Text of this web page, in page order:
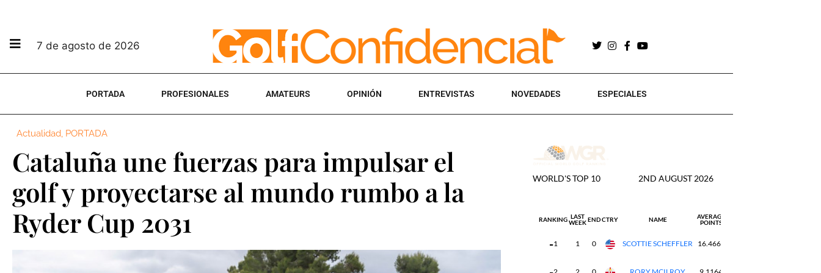
7 de agosto de 2026
PORTADA PROFESIONALES AMATEURS OPINIÓN ENTREVISTAS NOVEDADES ESPECIALES
Actualidad, PORTADA
Cataluña une fuerzas para impulsar el
golf y proyectarse al mundo rumbo a la
Ryder Cup 2031